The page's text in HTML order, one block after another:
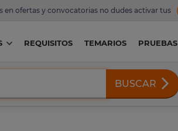
en ofertas y convocatorias no dudes activar tus
REQUISITOS TEMARIOS PRUEBAS
BUSCAR